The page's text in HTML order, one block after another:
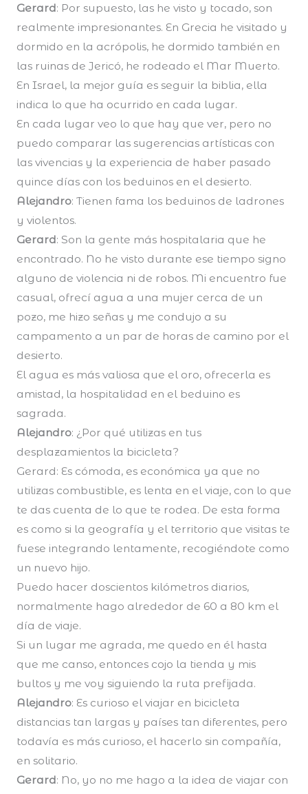
Gerard: Por supuesto, las he visto y tocado, son
realmente impresionantes. En Grecia he visitado y
dormido en la acrópolis, he dormido también en
las ruinas de Jericó, he rodeado el Mar Muerto.
En Israel, la mejor guía es seguir la biblia, ella
indica lo que ha ocurrido en cada lugar.
En cada lugar veo lo que hay que ver, pero no
puedo comparar las sugerencias artísticas con
las vivencias y la experiencia de haber pasado
quince días con los beduinos en el desierto.
Alejandro: Tienen fama los beduinos de ladrones
y violentos.
Gerard: Son la gente más hospitalaria que he
encontrado. No he visto durante ese tiempo signo
alguno de violencia ni de robos. Mi encuentro fue
casual, ofrecí agua a una mujer cerca de un
pozo, me hizo señas y me condujo a su
campamento a un par de horas de camino por el
desierto.
El agua es más valiosa que el oro, ofrecerla es
amistad, la hospitalidad en el beduino es
sagrada.
Alejandro: ¿Por qué utilizas en tus
desplazamientos la bicicleta?
Gerard: Es cómoda, es económica ya que no
utilizas combustible, es lenta en el viaje, con lo que
te das cuenta de lo que te rodea. De esta forma
es como si la geografía y el territorio que visitas te
fuese integrando lentamente, recogiéndote como
un nuevo hijo.
Puedo hacer doscientos kilómetros diarios,
normalmente hago alrededor de 60 a 80 km el
día de viaje.
Si un lugar me agrada, me quedo en él hasta
que me canso, entonces cojo la tienda y mis
bultos y me voy siguiendo la ruta prefijada.
Alejandro: Es curioso el viajar en bicicleta
distancias tan largas y países tan diferentes, pero
todavía es más curioso, el hacerlo sin compañía,
en solitario.
Gerard: No, yo no me hago a la idea de viajar con